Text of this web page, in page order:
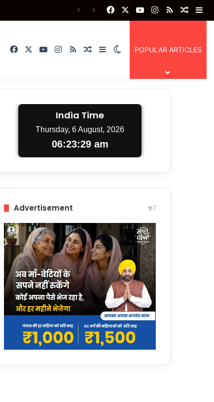
FacebookYouTubeInstagram
RSS
FacebookYouTubeInstagram
RSSRandom Article
SidebarSwitch skin
POPULAR ARTICLES
India Time
Thursday, 6 August, 2026
06:23:30 am
Advertisement